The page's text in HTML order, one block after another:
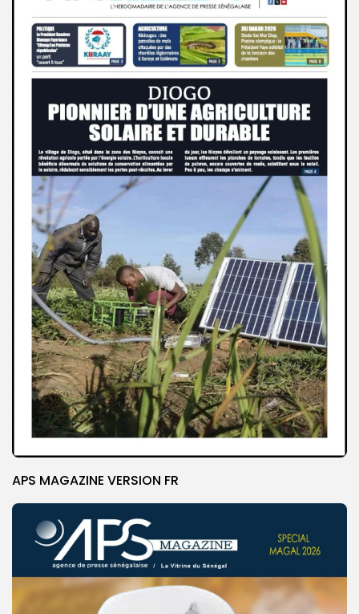
APS MAGAZINE VERSION FR